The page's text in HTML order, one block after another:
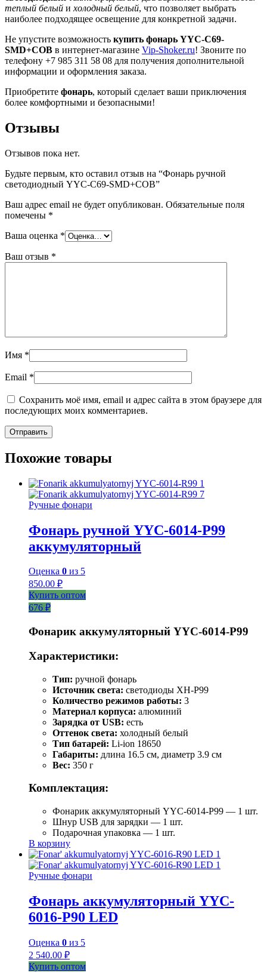
теплый белый и холодный белый, что позволяет выбрать
наиболее подходящее освещение для конкретной задачи.
Не упустите возможность купить фонарь YYC-C69-
SMD+COB в интернет-магазине Vip-Shoker.ru! Звоните по
телефону +7 985 311 58 08 для получения дополнительной
информации и оформления заказа.
Приобретите фонарь, который сделает ваши приключения
более комфортными и безопасными!
Отзывы
Отзывов пока нет.
Будьте первым, кто оставил отзыв на “Фонарь ручной
светодиодный YYC-C69-SMD+COB”
Ваш адрес email не будет опубликован. Обязательные поля
помечены *
Ваша оценка *
Ваш отзыв *
Имя *
Email *
Сохранить моё имя, email и адрес сайта в этом браузере для
последующих моих комментариев.
Похожие товары
Ручные фонари
Фонарь ручной YYC-6014-Р99
аккумуляторный
Оценка 0 из 5
850.00 ₽
Купить оптом
676 ₽
Фонарик аккумуляторный YYC-6014-P99
Характеристики:
Тип: ручной фонарь
Источник света: светодиоды XH-P99
Количество режимов работы: 3
Материал корпуса: алюминий
Зарядка от USB: есть
Оттенок света: холодный белый
Тип батарей: Li-ion 18650
Габариты: длина 16.5 см, диаметр 3.9 см
Вес: 350 г
Комплектация:
Фонарик аккумуляторный YYC-6014-P99 — 1 шт.
Шнур USB для зарядки — 1 шт.
Подарочная упаковка — 1 шт.
В корзину
Ручные фонари
Фонарь аккумуляторный YYC-
6016-Р90 LED
Оценка 0 из 5
2 540.00 ₽
Купить оптом